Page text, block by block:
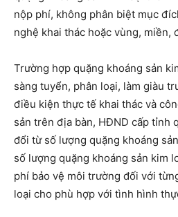
nộp phí, không phân biệt mục
nghệ khai thác hoặc vùng, miền,
Trường hợp quặng khoáng sản
sàng tuyển, phân loại, làm giàu
điều kiện thực tế khai thác và
sản trên địa bàn, HĐND cấp tỉnh
đổi từ số lượng quặng khoáng
số lượng quặng khoáng sản kim
phí bảo vệ môi trường đối với
loại cho phù hợp với tình hình